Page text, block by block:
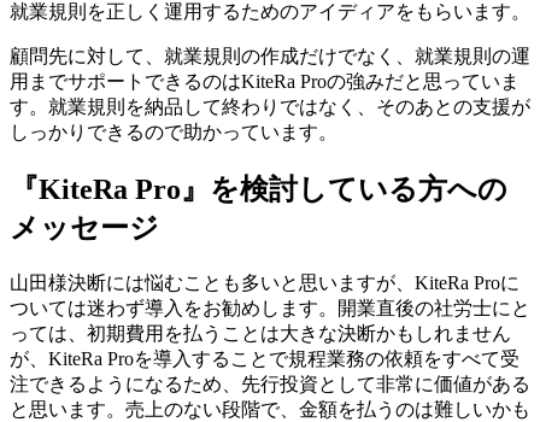
就業規則を正しく運用するためのアイディアをもらいます。
顧問先に対して、就業規則の作成だけでなく、就業規則の運
用までサポートできるのはKiteRa Proの強みだと思っていま
す。就業規則を納品して終わりではなく、そのあとの支援が
しっかりできるので助かっています。
『KiteRa Pro』を検討している方への
メッセージ
山田様決断には悩むことも多いと思いますが、KiteRa Proに
ついては迷わず導入をお勧めします。開業直後の社労士にと
っては、初期費用を払うことは大きな決断かもしれません
が、KiteRa Proを導入することで規程業務の依頼をすべて受
注できるようになるため、先行投資として非常に価値がある
と思います。売上のない段階で、金額を払うのは難しいかも